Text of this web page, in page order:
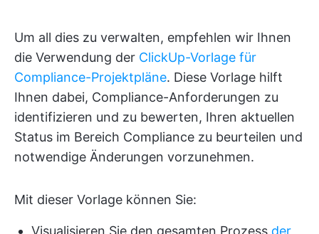
Um all dies zu verwalten, empfehlen wir Ihnen
die Verwendung der ClickUp-Vorlage für
Compliance-Projektpläne. Diese Vorlage hilft
Ihnen dabei, Compliance-Anforderungen zu
identifizieren und zu bewerten, Ihren aktuellen
Status im Bereich Compliance zu beurteilen und
notwendige Änderungen vorzunehmen.
Mit dieser Vorlage können Sie:
Visualisieren Sie den gesamten Prozess der